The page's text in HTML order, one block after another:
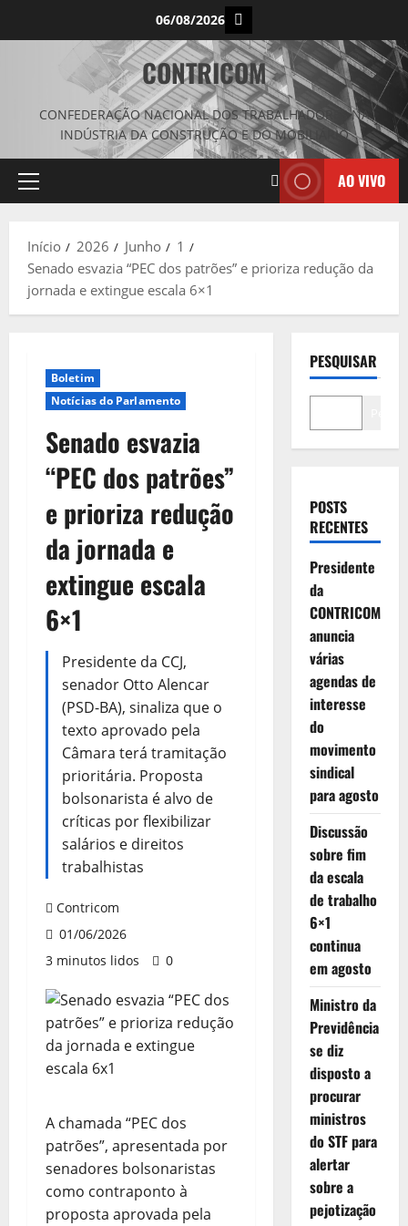
06/08/2026 Instagram
CONTRICOM
CONFEDERAÇÃO NACIONAL DOS TRABALHADORES NA
INDÚSTRIA DA CONSTRUÇÃO E DO MOBILIÁRIO
Menu
AO VIVO
Início 2026 Junho
1
Senado esvazia “PEC dos patrões” e prioriza redução da
jornada e extingue escala 6×1
Boletim
Notícias do Parlamento
Senado esvazia
“PEC dos patrões”
e prioriza redução
da jornada e
extingue escala
6×1
Presidente da CCJ,
senador Otto Alencar
(PSD-BA), sinaliza que o
texto aprovado pela
Câmara terá tramitação
prioritária. Proposta
bolsonarista é alvo de
críticas por flexibilizar
salários e direitos
trabalhistas
Contricom
01/06/2026
3 minutos lidos
0
A chamada “PEC dos
patrões”, apresentada por
senadores bolsonaristas
como contraponto à
proposta aprovada pela
PESQUISAR
POSTS
RECENTES
Presidente
da
CONTRICOM
anuncia
várias
agendas de
interesse
do
movimento
sindical
para agosto
Discussão
sobre fim
da escala
de trabalho
6×1
continua
em agosto
Ministro da
Previdência
se diz
disposto a
procurar
ministros
do STF para
alertar
sobre a
pejotização